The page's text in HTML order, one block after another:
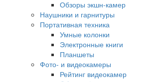
Обзоры экшн-камер
Наушники и гарнитуры
Портативная техника
Умные колонки
Электронные книги
Планшеты
Фото- и видеокамеры
Рейтинг видеокамер